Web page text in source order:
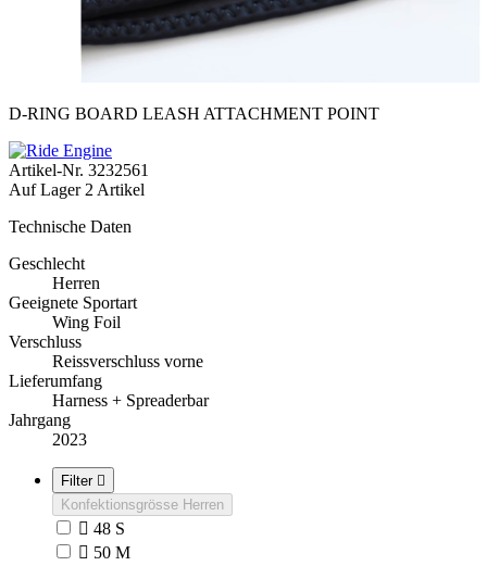
D-RING BOARD LEASH ATTACHMENT POINT
Artikel-Nr. 3232561
Auf Lager 2 Artikel
Technische Daten
Geschlecht
Herren
Geeignete Sportart
Wing Foil
Verschluss
Reissverschluss vorne
Lieferumfang
Harness + Spreaderbar
Jahrgang
2023
Filter 
Konfektionsgrösse Herren
 48 S
 50 M